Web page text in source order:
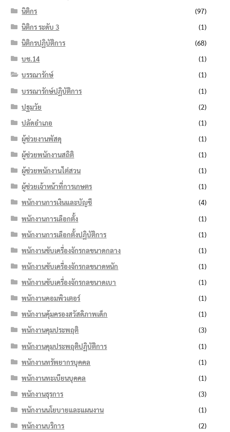
นิติกร
(97)
นิติกร ระดับ 3
(1)
นิติกรปฏิบัติการ
(68)
บช.14
(1)
บรรณารักษ์
(1)
บรรณารักษ์ปฏิบัติการ
(1)
ปฐมวัย
(2)
ปลัดอำเภอ
(1)
ผู้ช่วยงานพัสดุ
(1)
ผู้ช่วยพนักงานสถิติ
(1)
ผู้ช่วยพนักงานไต่สวน
(1)
ผู้ช่วยเจ้าหน้าที่การเกษตร
(1)
พนักงานการเงินและบัญชี
(4)
พนักงานการเลือกตั้ง
(1)
พนักงานการเลือกตั้งปฏิบัติการ
(1)
พนักงานขับเครื่องจักรกลขนาดกลาง
(1)
พนักงานขับเครื่องจักรกลขนาดหนัก
(1)
พนักงานขับเครื่องจักรกลขนาดเบา
(1)
พนักงานคอมพิวเตอร์
(1)
พนักงานคุ้มครองสวัสดิภาพเด็ก
(1)
พนักงานคุมประพฤติ
(3)
พนักงานคุมประพฤติปฏิบัติการ
(1)
พนักงานทรัพยากรบุคคล
(1)
พนักงานทะเบียนบุคคล
(1)
พนักงานธุรการ
(3)
พนักงานนโยบายและแผนงาน
(1)
พนักงานบริการ
(2)